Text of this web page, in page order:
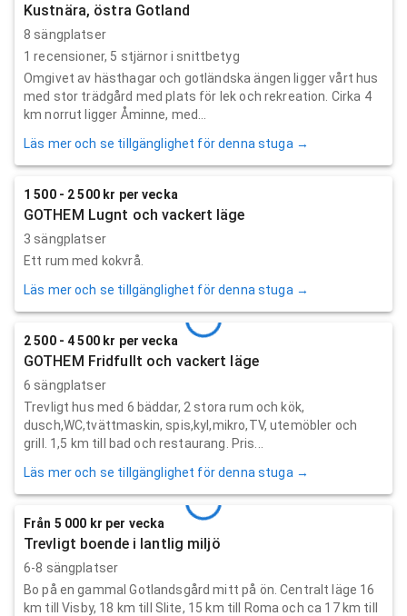
Kustnära, östra Gotland
8 sängplatser
1 recensioner, 5 stjärnor i snittbetyg
Omgivet av hästhagar och gotländska ängen ligger vårt hus
med stor trädgård med plats för lek och rekreation. Cirka 4
km norrut ligger Åminne, med...
Läs mer och se tillgänglighet för denna stuga →
1 500 - 2 500 kr per vecka
GOTHEM Lugnt och vackert läge
3 sängplatser
Ett rum med kokvrå.
Läs mer och se tillgänglighet för denna stuga →
2 500 - 4 500 kr per vecka
GOTHEM Fridfullt och vackert läge
6 sängplatser
Trevligt hus med 6 bäddar, 2 stora rum och kök,
dusch,WC,tvättmaskin, spis,kyl,mikro,TV, utemöbler och
grill. 1,5 km till bad och restaurang. Pris...
Läs mer och se tillgänglighet för denna stuga →
Från 5 000 kr per vecka
Trevligt boende i lantlig miljö
6-8 sängplatser
Bo på en gammal Gotlandsgård mitt på ön. Centralt läge 16
km till Visby, 18 km till Slite, 15 km till Roma och ca 17 km till